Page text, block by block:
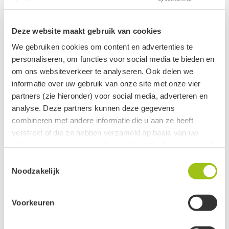
Deze website maakt gebruik van cookies
We gebruiken cookies om content en advertenties te
personaliseren, om functies voor social media te bieden en
om ons websiteverkeer te analyseren. Ook delen we
informatie over uw gebruik van onze site met onze vier
partners (zie hieronder) voor social media, adverteren en
analyse. Deze partners kunnen deze gegevens
combineren met andere informatie die u aan ze heeft
verstrekt of die ze hebben verzameld op basis van uw
Clerk
Noodzakelijk
Voorkeuren
Kattenoog
Kunziet
Kyaniet
Labradoriet
Lapis Lazuli